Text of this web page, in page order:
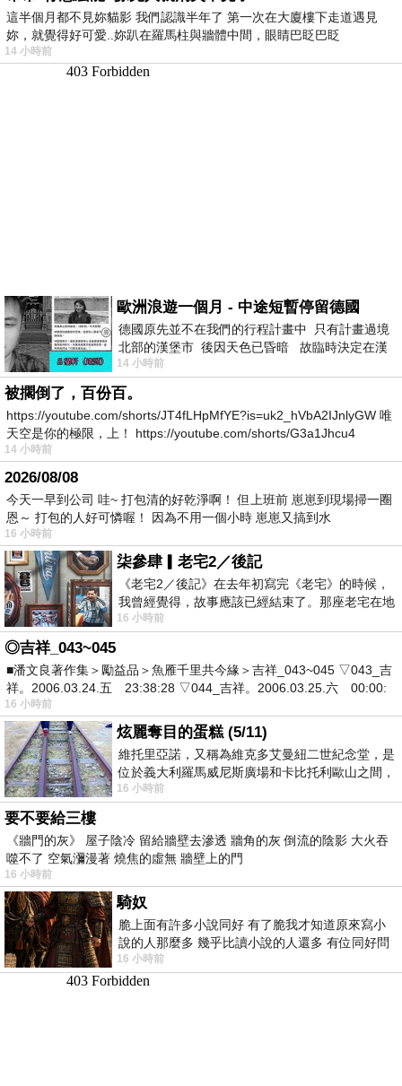
這半個月都不見妳貓影 我們認識半年了 第一次在大廈樓下走道遇見
妳，就覺得好可愛..妳趴在羅馬柱與牆體中間，眼睛巴眨巴眨
14 小時前
歐洲浪遊一個月 - 中途短暫停留德國
德國原先並不在我們的行程計畫中 只有計畫過境
北部的漢堡市 後因天色已昏暗 故臨時決定在漢
堡市吃晚餐和過夜
14 小時前
被擱倒了，百份百。
https://youtube.com/shorts/JT4fLHpMfYE?is=uk2_hVbA2IJnlyGW 唯
天空是你的極限，上！ https://youtube.com/shorts/G3a1Jhcu4
14 小時前
2026/08/08
今天一早到公司 哇~ 打包清的好乾淨啊！ 但上班前 崽崽到現場掃一圈
恩～ 打包的人好可憐喔！ 因為不用一個小時 崽崽又搞到水
16 小時前
柒參肆▎老宅2／後記
《老宅2／後記》在去年初寫完《老宅》的時候，
我曾經覺得，故事應該已經結束了。那座老宅在地
震中倒塌，七個人終於離開那片黑暗，
16 小時前
◎吉祥_043~045
■潘文良著作集＞勵益品＞魚雁千里共今緣＞吉祥_043~045 ▽043_吉
祥。2006.03.24.五 23:38:28 ▽044_吉祥。2006.03.25.六 00:00:
16 小時前
炫麗奪目的蛋糕 (5/11)
維托里亞諾，又稱為維克多艾曼紐二世紀念堂，是
位於義大利羅馬威尼斯廣場和卡比托利歐山之間，
用以紀念統一義大利統一後的的第一位國
16 小時前
要不要給三樓
《牆門的灰》 屋子陰冷 留給牆壁去滲透 牆角的灰 倒流的陰影 大火吞
噬不了 空氣瀰漫著 燒焦的虛無 牆壁上的門
16 小時前
騎奴
脆上面有許多小說同好 有了脆我才知道原來寫小
說的人那麼多 幾乎比讀小說的人還多 有位同好問
了一個問題 她說為什麼高中文學獎的
16 小時前